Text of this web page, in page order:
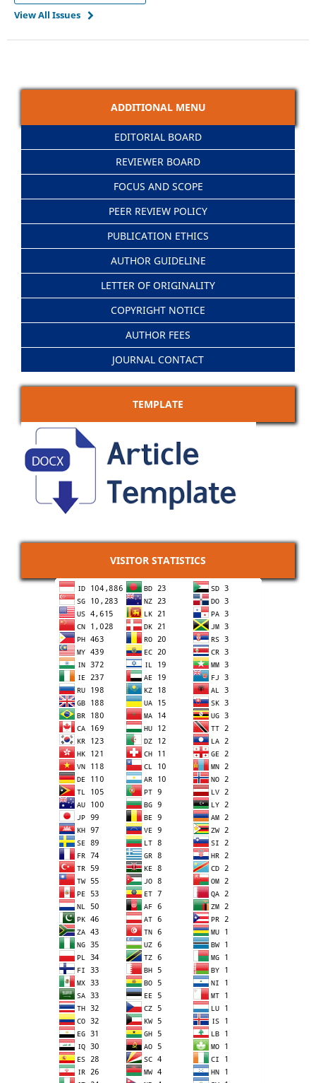
View All Issues
ADDITIONAL MENU
EDITORIAL BOARD
REVIEWER BOARD
FOCUS AND SCOPE
PEER REVIEW POLICY
PUBLICATION ETHICS
AUTHOR GUIDELINE
LETTER OF ORIGINALITY
COPYRIGHT NOTICE
AUTHOR FEES
JOURNAL CONTACT
TEMPLATE
VISITOR STATISTICS